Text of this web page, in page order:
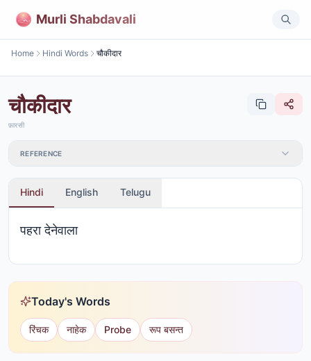
Murli Shabdavali
Home Hindi Words चौकीदार
चौकीदार
फ़ारसी
REFERENCE
Hindi English Telugu
पहरा देनेवाला
Today's Words
रिंचक नाहेक Probe रूप बसन्त